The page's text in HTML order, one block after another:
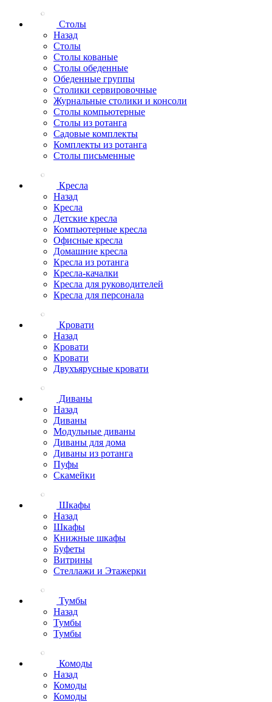
Столы
Назад
Столы
Столы кованые
Столы обеденные
Обеденные группы
Столики сервировочные
Журнальные столики и консоли
Столы компьютерные
Столы из ротанга
Садовые комплекты
Комплекты из ротанга
Столы письменные
Кресла
Назад
Кресла
Детские кресла
Компьютерные кресла
Офисные кресла
Домашние кресла
Кресла из ротанга
Кресла-качалки
Кресла для руководителей
Кресла для персонала
Кровати
Назад
Кровати
Кровати
Двухъярусные кровати
Диваны
Назад
Диваны
Модульные диваны
Диваны для дома
Диваны из ротанга
Пуфы
Скамейки
Шкафы
Назад
Шкафы
Книжные шкафы
Буфеты
Витрины
Стеллажи и Этажерки
Тумбы
Назад
Тумбы
Тумбы
Комоды
Назад
Комоды
Комоды